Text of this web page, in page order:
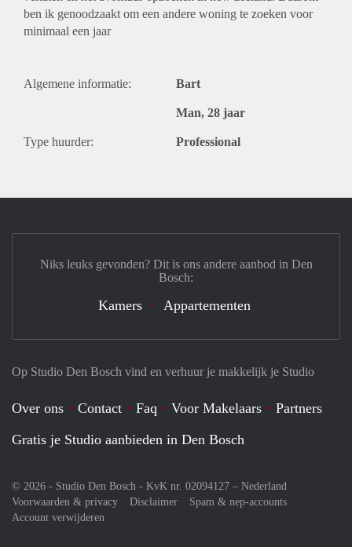
ben ik genoodzaakt om een andere woning te zoeken voor
minimaal een jaar
Algemene informatie: Bart
Man, 28 jaar
Type huurder: Professional
Op Studio Den Bosch vind en verhuur je makkelijk je Studio
Over ons Contact Faq Voor Makelaars
Partners
Gratis je Studio aanbieden in Den Bosch
© 2026 - Studio Den Bosch - KvK nr. 02094127 – Nederland
Voorwaarden & privacy
Disclaimer
Spam & nep-accounts
Account verwijderen
Niks leuks gevonden? Dit is ons andere aanbod in Den
Bosch:
Kamers Appartementen